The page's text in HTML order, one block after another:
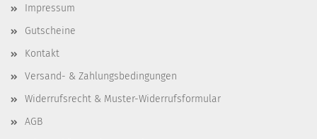
Impressum
Gutscheine
Kontakt
Versand- & Zahlungsbedingungen
Widerrufsrecht & Muster-Widerrufsformular
AGB